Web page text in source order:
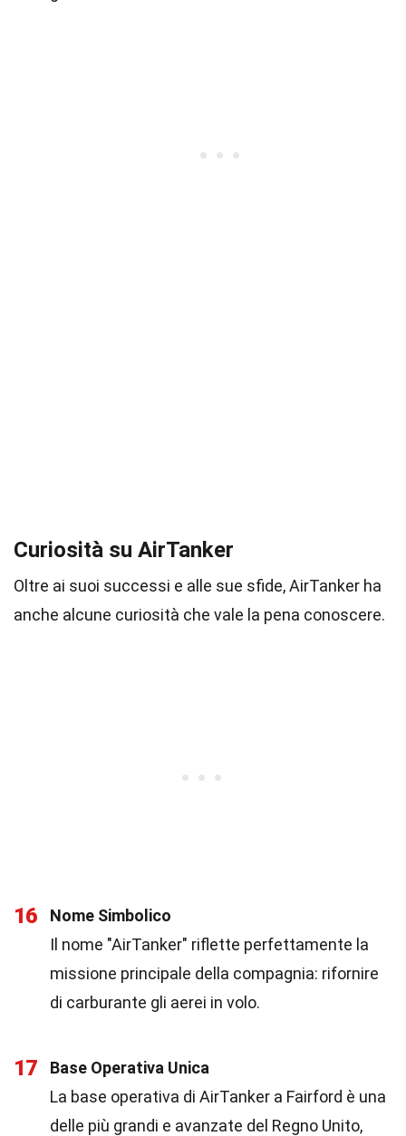
Curiosità su AirTanker
Oltre ai suoi successi e alle sue sfide, AirTanker ha
anche alcune curiosità che vale la pena conoscere.
16
Nome Simbolico
Il nome "AirTanker" riflette perfettamente la
missione principale della compagnia: rifornire
di carburante gli aerei in volo.
17
Base Operativa Unica
La base operativa di AirTanker a Fairford è una
delle più grandi e avanzate del Regno Unito,